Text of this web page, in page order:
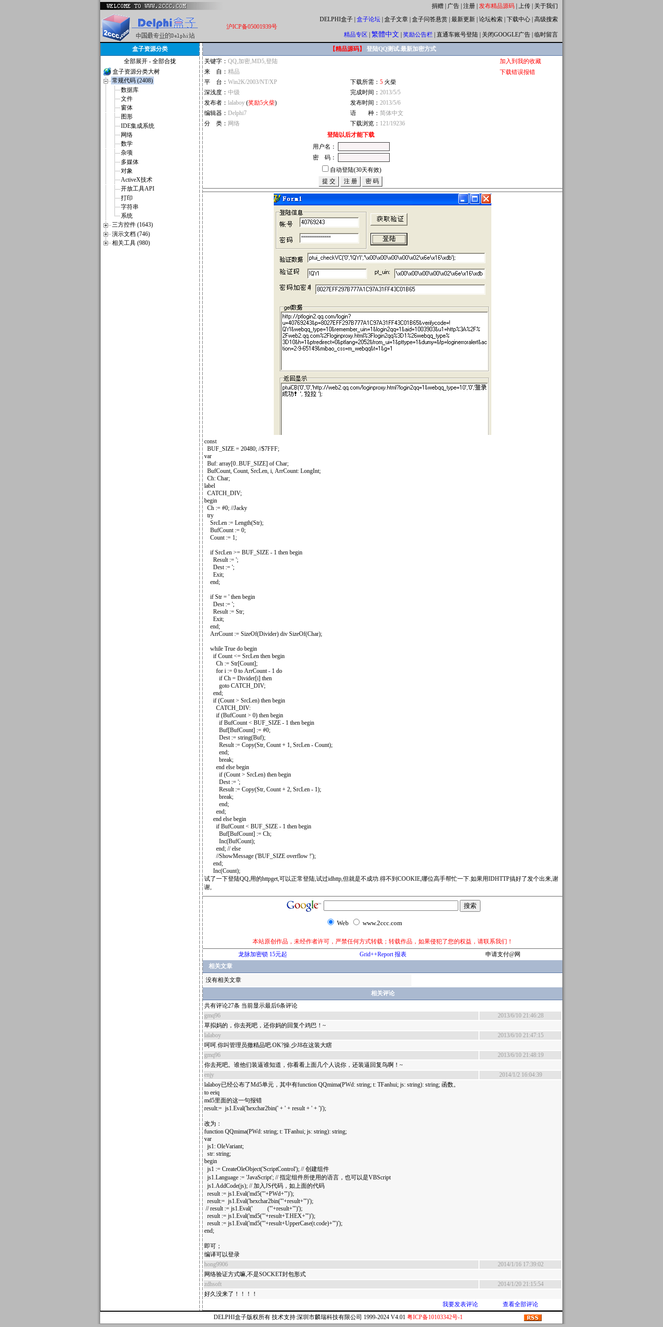
捐赠 广告 注册 发布精品源码 上传 关于我们
沪ICP备05001939号
DELPHI盒子 盒子论坛 盒子文章 盒子问答悬赏 最新更新 论坛检索 下载中心 高级搜索
精品专区 繁體中文 奖励公告栏 直通车账号登陆 关闭GOOGLE广告 临时留言
盒子资源分类
全部展开 - 全部合拢
盒子资源分类大树
常规代码 (2408)
数据库
文件
窗体
图形
IDE集成系统
网络
数学
杂项
多媒体
对象
ActiveX技术
开放工具API
打印
字符串
系统
三方控件 (1643)
演示文档 (746)
相关工具 (980)
【精品源码】
登陆QQ测试.最新加密方式
关键字： QQ,加密,MD5,登陆
来 自： 精品
平 台： Win2K/2003/NT/XP 下载所需： 5 火柴
深浅度： 中级 完成时间： 2013/5/5
发布者： lalaboy (奖励5火柴) 发布时间： 2013/5/6
编辑器： Delphi7 语 种： 简体中文
分 类： 网络 下载浏览： 121/19236
加入到我的收藏
下载错误报错
登陆以后才能下载
用户名：
密 码：
自动登陆(30天有效)
const
BUF_SIZE = 20480; //$7FFF;
var
Buf: array[0..BUF_SIZE] of Char;
BufCount, Count, SrcLen, i, ArrCount: LongInt;
Ch: Char;
label
CATCH_DIV;
begin
Ch := #0; //Jacky
try
SrcLen := Length(Str);
BufCount := 0;
Count := 1;
if SrcLen >= BUF_SIZE - 1 then begin
Result := ';
Dest := ';
Exit;
end;
if Str = ' then begin
Dest := ';
Result := Str;
Exit;
end;
ArrCount := SizeOf(Divider) div SizeOf(Char);
while True do begin
if Count <= SrcLen then begin
Ch := Str[Count];
for i := 0 to ArrCount - 1 do
if Ch = Divider[i] then
goto CATCH_DIV;
end;
if (Count > SrcLen) then begin
CATCH_DIV:
if (BufCount > 0) then begin
if BufCount < BUF_SIZE - 1 then begin
Buf[BufCount] := #0;
Dest := string(Buf);
Result := Copy(Str, Count + 1, SrcLen - Count);
end;
break;
end else begin
if (Count > SrcLen) then begin
Dest := ';
Result := Copy(Str, Count + 2, SrcLen - 1);
break;
end;
end;
end else begin
if BufCount < BUF_SIZE - 1 then begin
Buf[BufCount] := Ch;
Inc(BufCount);
end; // else
//ShowMessage ('BUF_SIZE overflow !');
end;
Inc(Count);
试了一下登陆QQ,用的httpget,可以正常登陆,试过idhttp,但就是不成功.得不到COOKIE,哪位高手帮忙一下.如果用IDHTTP搞好了发个出来,谢
谢,
Web www.2ccc.com
本站原创作品，未经作者许可，严禁任何方式转载；转载作品，如果侵犯了您的权益，请联系我们 ！
龙脉加密锁 15元起
Grid++Report 报表
申请支付@网
相关文章
没有相关文章
相关评论
共有评论27条 当前显示最后6条评论
gmq96
2013/6/10 21:46:28
草拟妈的，你去死吧，还你妈的回复个鸡巴！~
lalaboy
2013/6/10 21:47:15
呵呵.你叫管理员撤精品吧.OK?操.少J8在这装大瞎
gmq96
2013/6/10 21:48:19
你去死吧。谁他们装逼谁知道，你看看上面几个人说你，还装逼回复鸟啊！~
enjy
2014/1/2 16:04:39
lalaboy已经公布了Md5单元，其中有function QQmima(PWd: string; t: TFanhui; js: string): string; 函数。
to eeiq
md5里面的这一句报错
result:= js1.Eval('hexchar2bin(' + ' + result + ' + ')');
改为：
function QQmima(PWd: string; t: TFanhui; js: string): string;
var
js1: OleVariant;
str: string;
begin
js1 := CreateOleObject('ScriptControl'); // 创建组件
js1.Language := 'JavaScript'; // 指定组件所使用的语言，也可以是VBScript
js1.AddCode(js); // 加入JS代码，如上面的代码
result := js1.Eval('md5("'+PWd+'")');
result:= js1.Eval('hexchar2bin("'+result+'")');
// result := js1.Eval(' ("'+result+'")');
result := js1.Eval('md5("'+result+T.HEX+'")');
result := js1.Eval('md5("'+result+UpperCase(t.code)+'")');
end;
即可；
编译可以登录
hong9906
2014/1/16 17:39:02
网络验证方式嘛,不是SOCKET封包形式
zdhsoft
2014/1/20 21:15:54
好久没来了！！！！
我要发表评论
查看全部评论
DELPHI盒子版权所有 技术支持:深圳市麟瑞科技有限公司 1999-2024 V4.01 粤ICP备10103342号-1